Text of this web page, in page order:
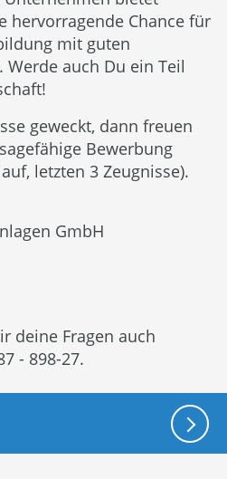
hervorragende Chance für
mit guten
auch Du ein Teil
geweckt, dann freuen
Bewerbung
letzten 3 Zeugnisse).
GmbH
deine Fragen auch
- 898-27.